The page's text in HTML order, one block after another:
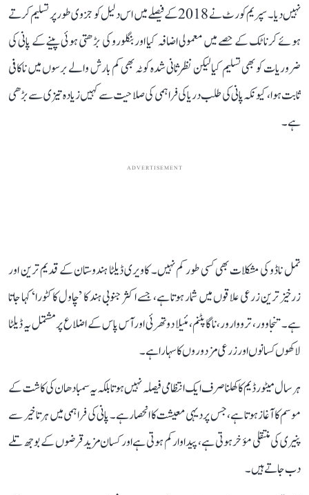
نہیں دیا۔ سپریم کورٹ نے 2018 کے فیصلے میں اس دلیل کو جزوی طور پر تسلیم کرتے
ہوئے کرناٹک کے حصے میں معمولی اضافہ کیا اور بنگلورو کی بڑھتی ہوئی پینے کے پانی کی
ضروریات کو بھی تسلیم کیا لیکن نظرثانی شدہ کوٹہ بھی کم بارش والے برسوں میں ناکافی
ثابت ہوا، کیونکہ پانی کی طلب دریا کی فراہمی کی صلاحیت سے کہیں زیادہ تیزی سے بڑھی
ہے۔
ADVERTISEMENT
تمل ناڈو کی مشکلات بھی کسی طور کم نہیں۔ کاویری ڈیلٹا ہندوستان کے قدیم ترین اور
زرخیز ترین زرعی علاقوں میں شمار ہوتا ہے، جسے اکثر جنوبی ہند کا ’چاول کا کٹورا‘ کہا جاتا
ہے۔ تنجاوور، ترووارور، ناگاپٹنم، مئیلا دوتھرئی اور آس پاس کے اضلاع پر مشتمل یہ ڈیلٹا
لاکھوں کسانوں اور زرعی مزدوروں کا سہارا ہے۔
ہر سال میٹور ڈیم کا کھلنا صرف ایک انتظامی فیصلہ نہیں ہوتا بلکہ یہ سمبا دھان کی کاشت کے
موسم کا آغاز ہوتا ہے، جس پر دیہی معیشت کا انحصار ہے۔ پانی کی فراہمی میں ہر تاخیر سے
پنیری کی منتقلی مؤخر ہوتی ہے، پیداوار کم ہوتی ہے اور کسان مزید قرضوں کے بوجھ تلے
دب جاتے ہیں۔